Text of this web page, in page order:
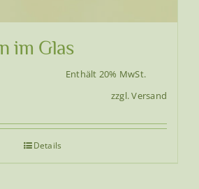
im Glas
Enthält 20% MwSt.
zzgl.Versand
Details